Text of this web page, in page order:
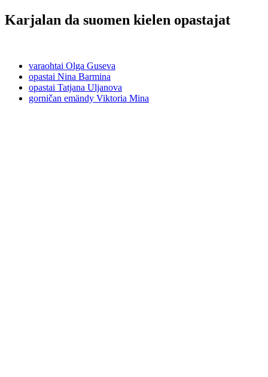
Karjalan da suomen kielen opastajat
varaohtai Olga Guseva
opastai Nina Barmina
opastai Tatjana Uljanova
gorničan emändy Viktoria Mina